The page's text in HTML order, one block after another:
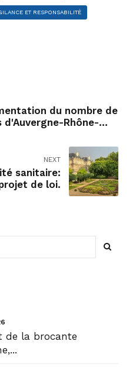
ET RESPONSABILITÉ
du nombre de
d'Auvergne-Rhône-
régionale pour
investissement des
NEXT
sanitaire:
de loi.
de la brocante